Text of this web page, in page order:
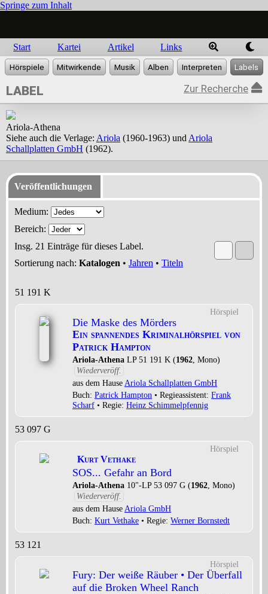
Springe zum Inhalt
Start Kartei Artikel Links
LABEL Zur Recherche
Ariola-Athena
Siehe auch die Verlage: Ariola (1960-1963) und Ariola
Schallplatten GmbH (1962).
Veröffentlichungen
Medium:
Bereich:
Insg. 21 Einträge für dieses Label.
Sortierung nach: Katalogen • Jahren • Titeln
51 191 K
Hörspiel
Die Maske des Mörders
Ein spannendes Kriminalhörspiel von
Patrick Hampton
Ariola-Athena LP 51 191 K (1962 , Mono)
Wiederveröff.
aus dem Hause Ariola Schallplatten GmbH
Buch: Patrick Hampton • Regieassistent: Frank
Scharf • Regie: Heinz Schimmelpfennig
53 097 G
Hörspiel
Kurt Vethake
SOS... Gefahr an Bord
Ariola-Athena 10"-LP 53 097 G (1962 , Mono)
Wiederveröff.
aus dem Hause Ariola GmbH
Buch: Kurt Vethake • Regie: Werner Bornstedt
53 121
Hörspiel
Fury: Der weiße Räuber • Der Überfall
auf die Broken Wheel Ranch